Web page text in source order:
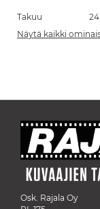
Takuu
Näytä kaikki
Osk. Rajala Oy